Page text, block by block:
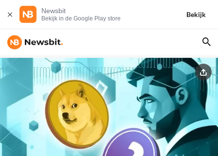
Newsbit
Bekijk in de Google Play store
Bekijk